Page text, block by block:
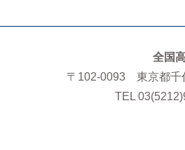
全国
〒102-0093 東京都千
TEL